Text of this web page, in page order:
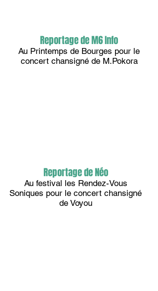
Reportage de M6 Info
Au Printemps de Bourges pour le
concert chansigné de M.Pokora
Reportage de Néo
Au festival les Rendez-Vous
Soniques pour le concert chansigné
de Voyou